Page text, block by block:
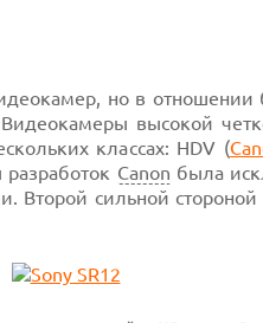
но в
высокой
классах: HDV (
Canon была
Второй сильной